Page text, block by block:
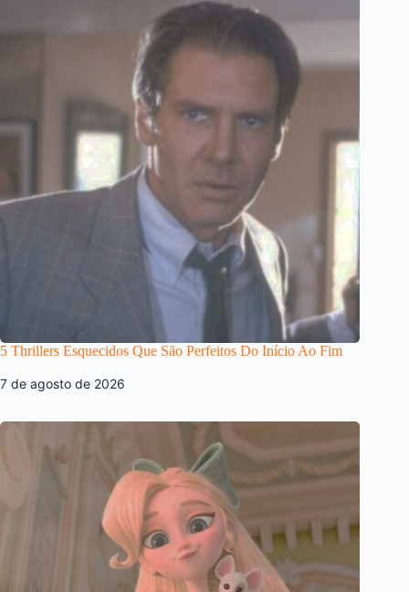
5 Thrillers Esquecidos Que São Perfeitos Do Início Ao Fim
7 de agosto de 2026